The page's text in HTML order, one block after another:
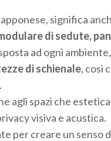
significa
di sedute,
ad ogni
di schienale, così
agli spazi che
visiva e acustica.
per creare un